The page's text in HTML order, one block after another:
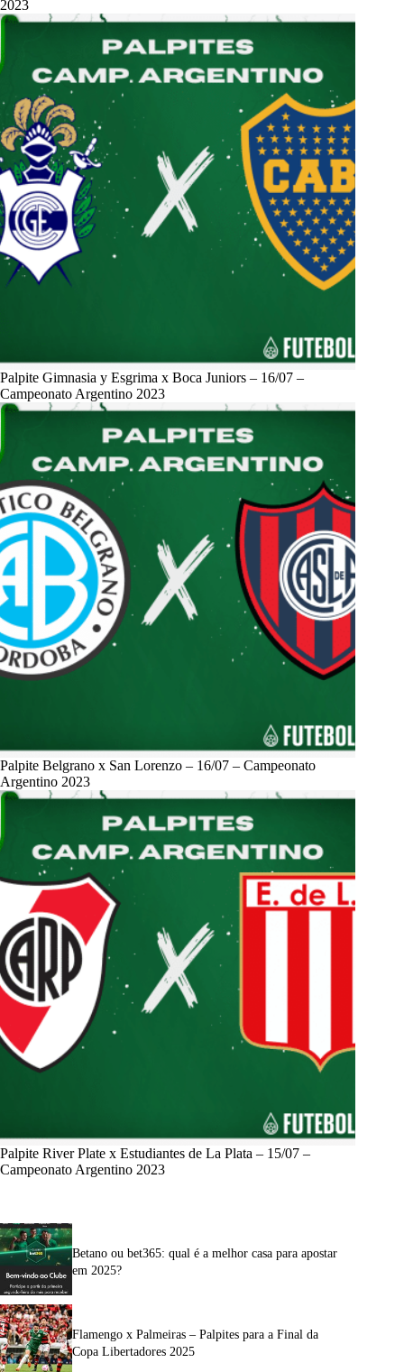
2023
Palpite Gimnasia y Esgrima x Boca Juniors – 16/07 –
Campeonato Argentino 2023
Palpite Belgrano x San Lorenzo – 16/07 – Campeonato
Argentino 2023
Palpite River Plate x Estudiantes de La Plata – 15/07 –
Campeonato Argentino 2023
Betano ou bet365: qual é a melhor casa para apostar
em 2025?
Flamengo x Palmeiras – Palpites para a Final da
Copa Libertadores 2025